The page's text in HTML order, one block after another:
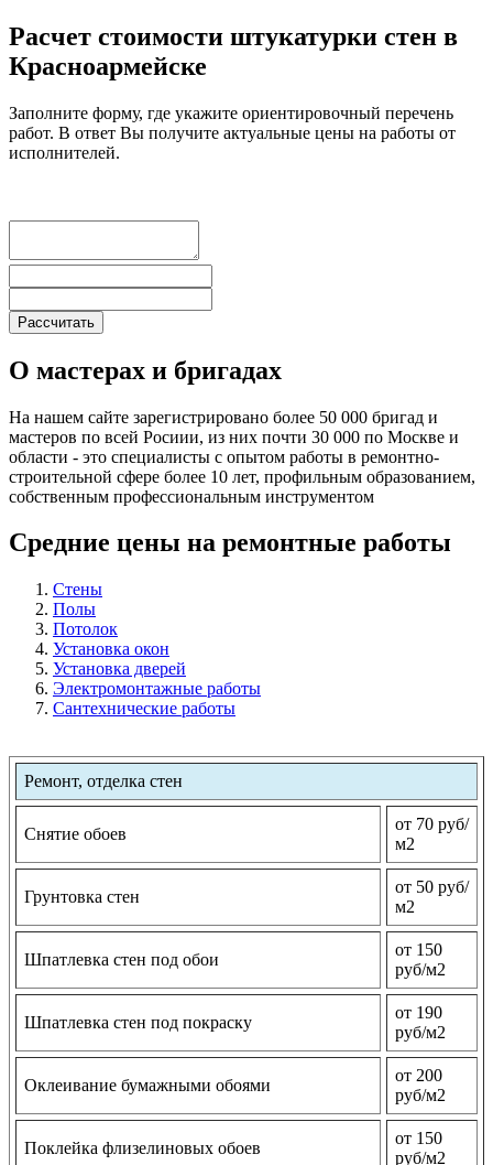
Расчет стоимости штукатурки стен в
Красноармейске
Заполните форму, где укажите ориентировочный перечень
работ. В ответ Вы получите актуальные цены на работы от
исполнителей.
О мастерах и бригадах
На нашем сайте зарегистрировано более 50 000 бригад и
мастеров по всей Росиии, из них почти 30 000 по Москве и
области - это специалисты с опытом работы в ремонтно-
строительной сфере более 10 лет, профильным образованием,
собственным профессиональным инструментом
Средние цены на ремонтные работы
Стены
Полы
Потолок
Установка окон
Установка дверей
Электромонтажные работы
Сантехнические работы
Ремонт, отделка стен
Снятие обоев
от 70 руб/
м2
Грунтовка стен
от 50 руб/
м2
Шпатлевка стен под обои
от 150
руб/м2
Шпатлевка стен под покраску
от 190
руб/м2
Оклеивание бумажными обоями
от 200
руб/м2
Поклейка флизелиновых обоев
от 150
руб/м2